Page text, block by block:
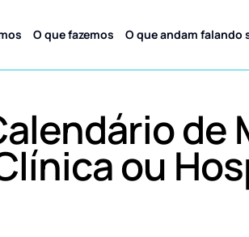
O que fazemos O que andam falando
ou